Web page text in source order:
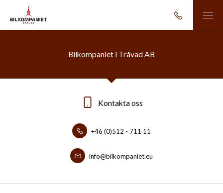
Bilkompaniet i Tråvad AB
Kontakta oss
+46 (0)512 - 711 11
info@bilkompaniet.eu